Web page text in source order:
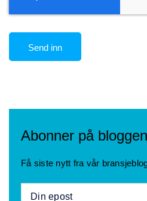
Abonner på
Få siste nytt fra vår